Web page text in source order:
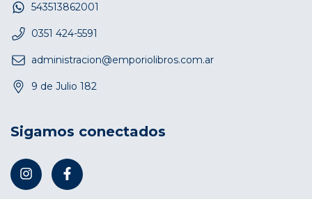
543513862001
0351 424-5591
administracion@emporiolibros.com.ar
9 de Julio 182
Sigamos conectados